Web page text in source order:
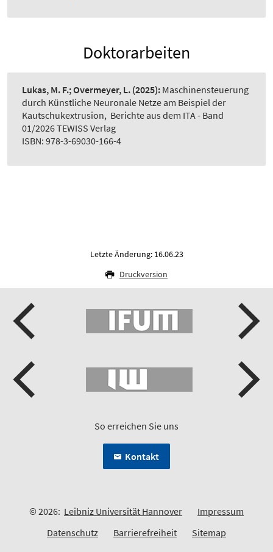
Doktorarbeiten
Lukas, M. F.; Overmeyer, L. (2025): Maschinensteuerung
durch Künstliche Neuronale Netze am Beispiel der
Kautschukextrusion, Berichte aus dem ITA - Band
01/2026 TEWISS Verlag
ISBN: 978-3-69030-166-4
Letzte Änderung: 16.06.23
Druckversion
So erreichen Sie uns
Kontakt
© 2026: Leibniz Universität Hannover
Impressum
Datenschutz
Barrierefreiheit Sitemap